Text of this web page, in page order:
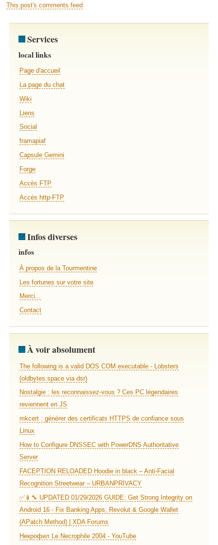
This post's comments feed
Services
local links
Page d'accueil
La page du chat
Wiki
Liens
Social
framapiaf
Capsule Gemini
Forge
Accès FTP
Accès http-FTP
Infos diverses
infos
À propos de la Tourmentine
Les fortunes sur votre site
Merci...
Contact
À voir absolument
The following is a valid DOS COM executable - Lobsters
(oldbytes.space via dsr)
Nostalgie : les reconnaissez-vous ? Ces PC légendaires
reviennent en JS
mkcert : générer des certificats HTTPS de confiance sous
Linux
How to Configure DNSSEC with PowerDNS Authoritative
Server
FACEPTION RELOADED Hoodie in black – Anti-Facial
Recognition Streetwear – URBANPRIVACY
✅📱🔧 UPDATED 01/29/2026 GUIDE: Get Strong Integrity on
Android 16 - Fix Banking Apps, Revolut & Google Wallet
(APatch Method) | XDA Forums
Некрофил Le Necrophile 2004 - YouTube